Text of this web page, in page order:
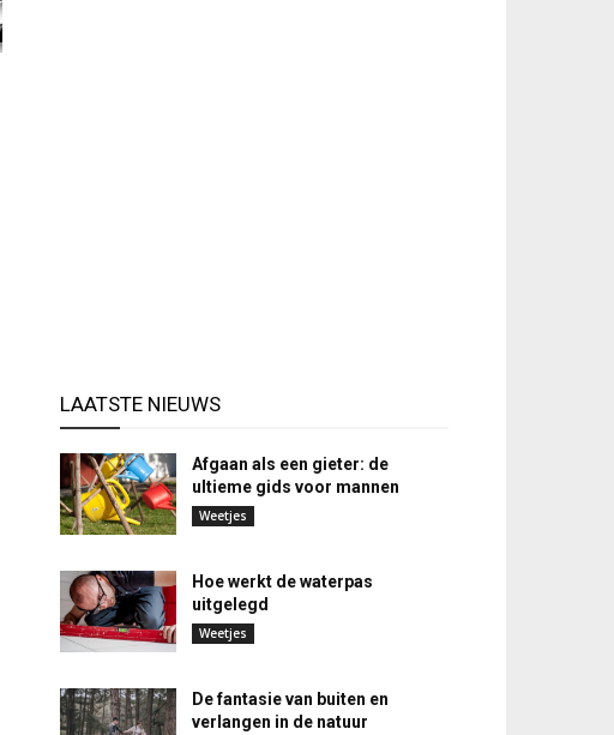
LAATSTE NIEUWS
Afgaan als een gieter: de
ultieme gids voor mannen
Weetjes
Hoe werkt de waterpas
uitgelegd
Weetjes
De fantasie van buiten en
verlangen in de natuur